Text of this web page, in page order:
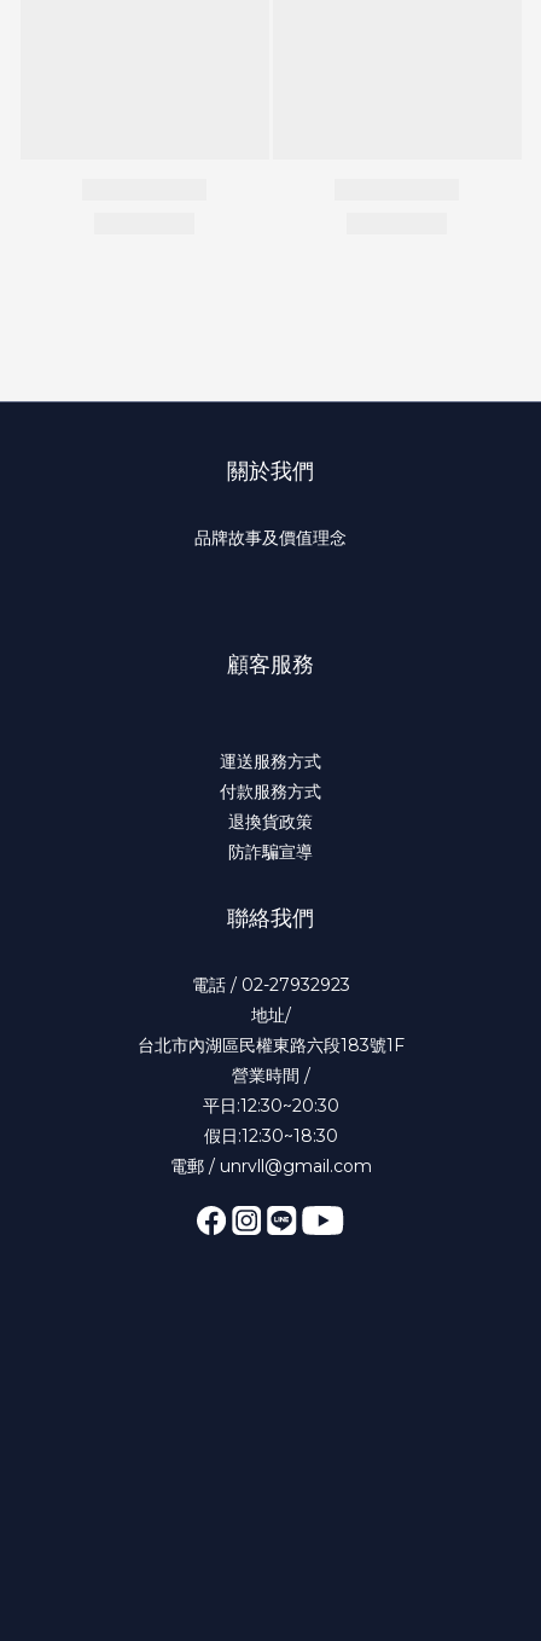
關於我們
品牌故事及價值理念
顧客服務
運送服務方式
付款服務方式
退換貨政策
防詐騙宣導
聯絡我們
電話 / 02-27932923
地址/
台北市內湖區民權東路六段183號1F
營業時間 /
平日:12:30~20:30
假日:12:30~18:30
電郵 / unrvll@gmail.com